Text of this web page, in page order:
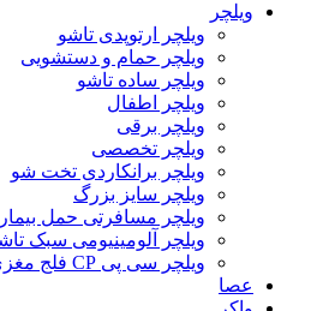
ویلچر
ویلچر ارتوپدی تاشو
ویلچر حمام و دستشویی
ویلچر ساده تاشو
ویلچر اطفال
ویلچر برقی
ویلچر تخصصی
ویلچر برانکاردی تخت شو
ویلچر سایز بزرگ
ویلچر مسافرتی حمل بیمار
ویلچر آلومینیومی سبک
ویلچر سی پی CP فلج مغزی
عصا